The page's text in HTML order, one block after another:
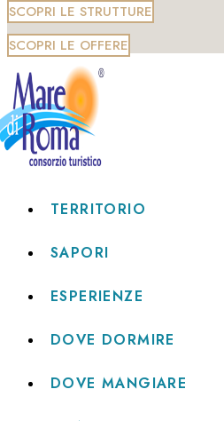
SCOPRI LE STRUTTURE
SCOPRI LE OFFERE
TERRITORIO
SAPORI
ESPERIENZE
DOVE DORMIRE
DOVE MANGIARE